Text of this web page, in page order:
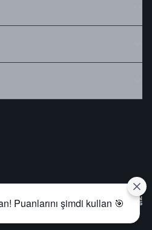
Puanlarını şimdi kullan 🎯